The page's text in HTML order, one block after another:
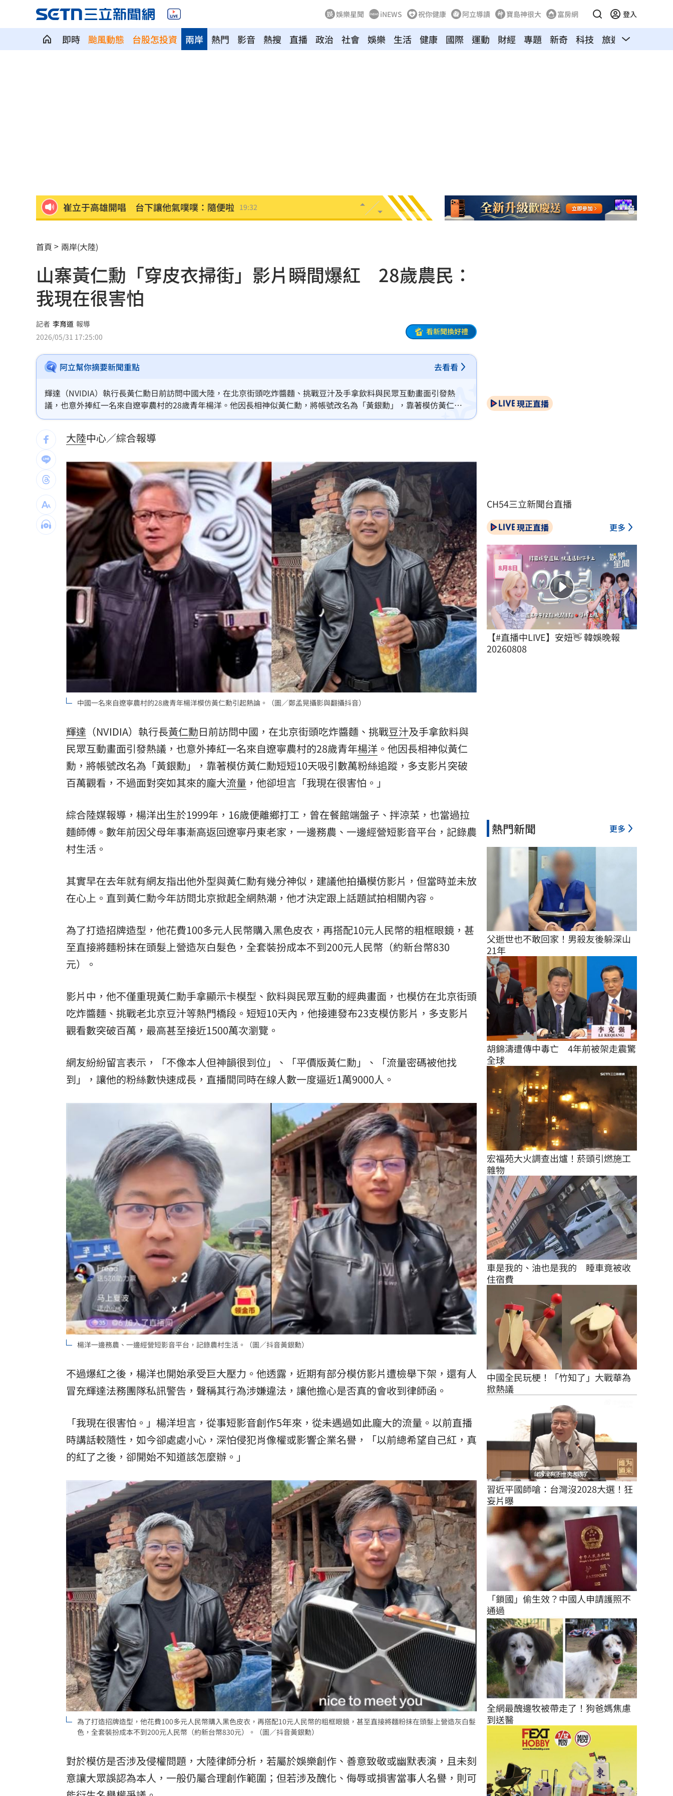
娛樂星聞 iNEWS 祝你健康 阿立導讀 寶島神很大 富房網 登入
即時 颱風動態 台股怎投資 熱門 影音 熱搜 直播 政治 社會 娛樂 生活 健康 國際
兩岸 運動 財經 專題 新奇 科技 旅遊 汽車
崔立于高雄開唱 台下讓他氣噗噗：隨便啦 19:32
龍藏經7折仍要131.6萬 他原價現金秒結帳
99歲婆婆「月花35萬」！66歲媳無法退休 19:20
外野僅是短暫快樂 餅總曝張皓崴終極目標
想靠正二翻本？ 達人教戰槓反ETF心法
男同事追求不成跟騷偷拍 女師控校方霸凌
演習硬上路還無照！鳳山女慘收10萬單
一軍不是來跑龍套 餅總對新人不手下留情 19:03
孫易磊登板2局2K無失分！ 飆156公里火球
直擊／NEWBEAT高雄首秀 震胸舞全場嗨翻 18:53
颱風紫暴雨今晚開炸 估「這時」解除海警 18:52
傅家接班人幕僚酒駕遭移送！公所火速准辭 18:52
獅子座新月伴日蝕！12星座一週運勢出爐 18:45
桃猿二軍單場僅3投 副領隊曝下週可緩解 18:45
颱風硬闖海邊！巨浪來1家4剩3 男童被捲走 18:39
台灣彩券開獎直播中 20:31
LIVE三立+24小時直播 15:27
三立iNEWS新聞台線上直播 18:00
台彩父親節推新刮刮樂千萬頭獎超「爸」氣 12:00
商場戰國來臨 台中「頂奢大道」逐漸成形 12:00
8國球員齊聚高雄 Formosa 7s掀足球熱潮 10:00
理想混蛋號召粉絲跨海追星吃美食！ 18:15
首頁 兩岸(大陸)
山寨黃仁勳「穿皮衣掃街」影片瞬間爆紅 28歲農民：
我現在很害怕
記者 李育道 報導
2026/05/31 17:25:00
看新聞換好禮
阿立幫你摘要新聞重點 去看看
輝達（NVIDIA）執行長黃仁勳日前訪問中國大陸，在北京街頭吃炸醬麵、挑戰豆汁及手拿飲料與民眾互動畫面引發熱
議，也意外捧紅一名來自遼寧農村的28歲青年楊洋。他因長相神似黃仁勳，將帳號改名為「黃銀勳」，靠著模仿黃仁勳
短短10天吸引數萬粉絲追蹤，多支影片突破百萬觀看，不過面對突如其來的龐大流量，他卻坦言「我現在很害怕。」
大陸中心／綜合報導
中國一名來自遼寧農村的28歲青年楊洋模仿黃仁勳引起熱論。（圖／鄭孟晃攝影與翻攝抖音）
輝達 （NVIDIA）執行長黃仁勳日前訪問中國，在北京街頭吃炸醬麵、挑戰豆汁及手拿飲料與
民眾互動畫面引發熱議，也意外捧紅一名來自遼寧農村的28歲青年楊洋 。他因長相神似黃仁
勳，將帳號改名為「黃銀勳」，靠著模仿黃仁勳短短10天吸引數萬粉絲追蹤，多支影片突破
百萬觀看，不過面對突如其來的龐大流量 ，他卻坦言「我現在很害怕。」
綜合陸媒報導，楊洋出生於1999年，16歲便離鄉打工，曾在餐館端盤子、拌涼菜，也當過拉
麵師傅。數年前因父母年事漸高返回遼寧丹東老家，一邊務農、一邊經營短影音平台，記錄農
村生活。
其實早在去年就有網友指出他外型與黃仁勳有幾分神似，建議他拍攝模仿影片，但當時並未放
在心上。直到黃仁勳今年訪問北京掀起全網熱潮，他才決定跟上話題試拍相關內容。
為了打造招牌造型，他花費100多元人民幣購入黑色皮衣，再搭配10元人民幣的粗框眼鏡，甚
至直接將麵粉抹在頭髮上營造灰白髮色，全套裝扮成本不到200元人民幣（約新台幣830
元）。
影片中，他不僅重現黃仁勳手拿顯示卡模型、飲料與民眾互動的經典畫面，也模仿在北京街頭
吃炸醬麵、挑戰老北京豆汁等熱門橋段。短短10天內，他接連發布23支模仿影片，多支影片
觀看數突破百萬，最高甚至接近1500萬次瀏覽。
網友紛紛留言表示，「不像本人但神韻很到位」、「平價版黃仁勳」、「流量密碼被他找
到」，讓他的粉絲數快速成長，直播間同時在線人數一度逼近1萬9000人。
楊洋一邊務農、一邊經營短影音平台，記錄農村生活。（圖／抖音黃銀勳）
不過爆紅之後，楊洋也開始承受巨大壓力。他透露，近期有部分模仿影片遭檢舉下架，還有人
冒充輝達法務團隊私訊警告，聲稱其行為涉嫌違法，讓他擔心是否真的會收到律師函。
「我現在很害怕。」楊洋坦言，從事短影音創作5年來，從未遇過如此龐大的流量。以前直播
時講話較隨性，如今卻處處小心，深怕侵犯肖像權或影響企業名譽，「以前總希望自己紅，真
的紅了之後，卻開始不知道該怎麼辦。」
為了打造招牌造型，他花費100多元人民幣購入黑色皮衣，再搭配10元人民幣的粗框眼鏡，甚至直接將麵粉抹在頭髮上營造灰白髮
色，全套裝扮成本不到200元人民幣（約新台幣830元）。（圖／抖音黃銀勳）
對於模仿是否涉及侵權問題，大陸律師分析，若屬於娛樂創作、善意致敬或幽默表演，且未刻
意讓大眾誤認為本人，一般仍屬合理創作範圍；但若涉及醜化、侮辱或損害當事人名譽，則可
現正直播
CH54三立新聞台直播
現正直播 更多
【#直播中LIVE】安妞👋 韓娛晚報
20260808
熱門新聞 更多
父逝世也不敢回家！男殺友後躲深山
21年
胡錦濤遭傳中毒亡　4年前被架走震驚
全球
宏福苑大火調查出爐！菸頭引燃施工
雜物
車是我的、油也是我的　睡車竟被收
住宿費
中國全民玩梗！「竹知了」大戰華為
掀熱議
習近平國師嗆：台灣沒2028大選！狂
妄片曝
「鎖國」偷生效？中國人申請護照不
通過
全網最醜邊牧被帶走了！狗爸媽焦慮
到送醫